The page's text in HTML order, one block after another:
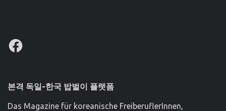
Facebook
본격 독일-한국 밥벌이 플랫폼
Das Magazine für koreanische FreiberuflerInnen,